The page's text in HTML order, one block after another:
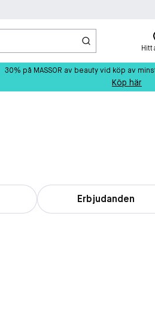
30% på MASSOR av beauty vid köp av
Köp här
Erbjudanden